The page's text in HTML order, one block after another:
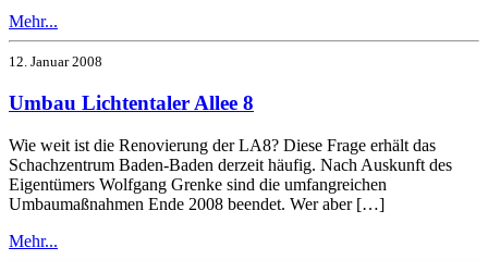
Mehr...
12. Januar 2008
Umbau Lichtentaler Allee 8
Wie weit ist die Renovierung der LA8? Diese Frage erhält das
Schachzentrum Baden-Baden derzeit häufig. Nach Auskunft des
Eigentümers Wolfgang Grenke sind die umfangreichen
Umbaumaßnahmen Ende 2008 beendet. Wer aber […]
Mehr...